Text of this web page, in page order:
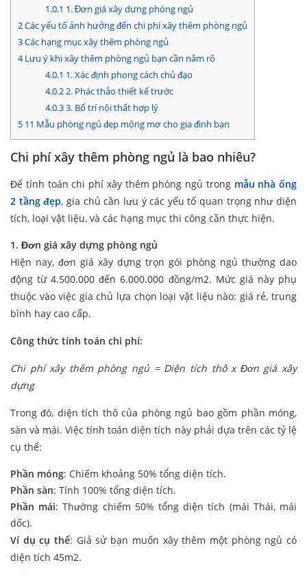
1.0.1 1. Đơn giá xây dựng phòng ngủ
2Các yếu tố ảnh hưởng đến chi phí xây thêm phòng ngủ
3Các hạng mục xây thêm phòng ngủ
4Lưu ý khi xây thêm phòng ngủ bạn cần nắm rõ
4.0.1 1. Xác định phong cách chủ đạo
4.0.22. Phác thảo thiết kế trước
4.0.33. Bố trí nội thất hợp lý
5 11 Mẫu phòng ngủ đẹp mộng mơ cho gia đình bạn
Chi phí xây thêm phòng ngủ là bao nhiêu?
Để tính toán chi phí xây thêm phòng ngủ trong mẫu nhà ống
2 tầng đẹp, gia chủ cần lưu ý các yếu tố quan trọng như diện
tích, loại vật liệu, và các hạng mục thi công cần thực hiện.
1. Đơn giá xây dựng phòng ngủ
Hiện nay, đơn giá xây dựng trọn gói phòng ngủ thường dao
động từ 4.500.000 đến 6.000.000 đồng/m2. Mức giá này phụ
thuộc vào việc gia chủ lựa chọn loại vật liệu nào: giá rẻ, trung
bình hay cao cấp.
Công thức tính toán chi phí:
Chi phí xây thêm phòng ngủ = Diện tích thô x Đơn giá xây
dựng
Trong đó, diện tích thô của phòng ngủ bao gồm phần móng,
sàn và mái. Việc tính toán diện tích này phải dựa trên các tỷ lệ
cụ thể:
Phần móng: Chiếm khoảng 50% tổng diện tích.
Phần sàn: Tính 100% tổng diện tích.
Phần mái: Thường chiếm 50% tổng diện tích (mái Thái, mái
dốc).
Ví dụ cụ thể: Giả sử bạn muốn xây thêm một phòng ngủ có
diện tích 45m2.